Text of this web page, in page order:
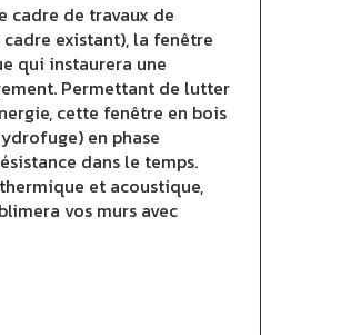
cadre de travaux de
existant), la fenêtre
qui instaurera une
Permettant de lutter
cette fenêtre en bois
en phase
dans le temps.
et acoustique,
vos murs avec
options sont disponibles :